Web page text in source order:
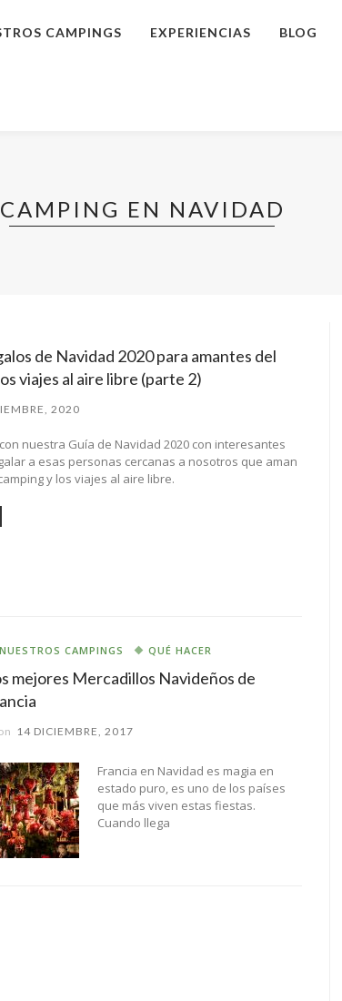
CAMPINGS EXPERIENCIAS BLOG
CAMPING EN NAVIDAD
de Navidad 2020 para amantes del
viajes al aire libre (parte 2)
2020
nuestra Guía de Navidad 2020 con interesantes
a esas personas cercanas a nosotros que aman
y los viajes al aire libre.
NUESTROS CAMPINGS QUÉ HACER
mejores Mercadillos Navideños de
14 DICIEMBRE, 2017
Francia en Navidad es magia en
estado puro, es uno de los países
que más viven estas fiestas.
Cuando llega